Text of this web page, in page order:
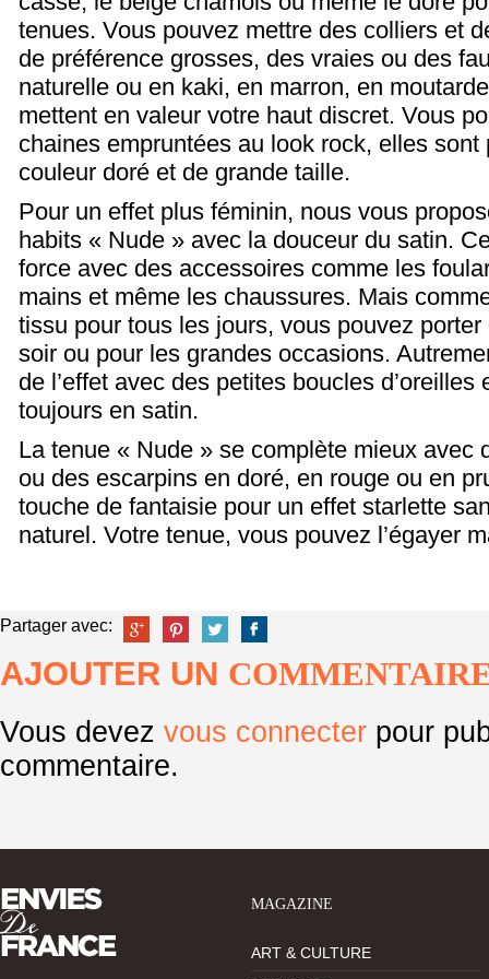
tenues. Vous pouvez mettre des colliers et
de préférence grosses, des vraies ou des
naturelle ou en kaki, en marron, en
mettent en valeur votre haut discret. Vous
chaines empruntées au look rock, elles sont
couleur doré et de grande taille.
Pour un effet plus féminin, nous vous
habits « Nude » avec la douceur du satin.
force avec des accessoires comme les
mains et même les chaussures. Mais
tissu pour tous les jours, vous pouvez
soir ou pour les grandes occasions.
de l’effet avec des petites boucles
toujours en satin.
La tenue « Nude » se complète mieux avec
ou des escarpins en doré, en rouge ou en
touche de fantaisie pour un effet starlette
naturel. Votre tenue, vous pouvez l’égayer
Partager avec:
AJOUTER UN
Vous devez vous connecter pour
commentaire.
MAGAZINE
ART & CULTURE